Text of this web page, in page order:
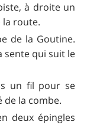
à droite un
la route.
de la Goutine.
sente qui suit le
un fil pour se
la combe.
deux épingles